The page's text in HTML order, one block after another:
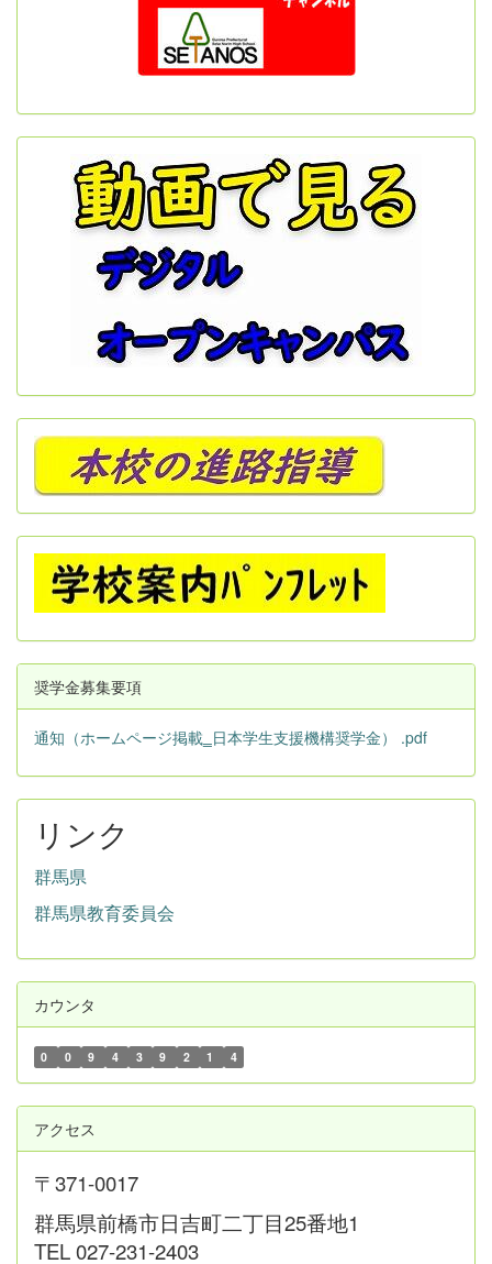
奨学金募集要項
通知（ホームページ掲載‗日本学生支援機構奨学金） .pdf
リンク
群馬県
群馬県教育委員会
カウンタ
0 0 9 4 3 9 2 1 4
アクセス
〒371-0017
群馬県前橋市日吉町二丁目25番地1
TEL 027-231-2403